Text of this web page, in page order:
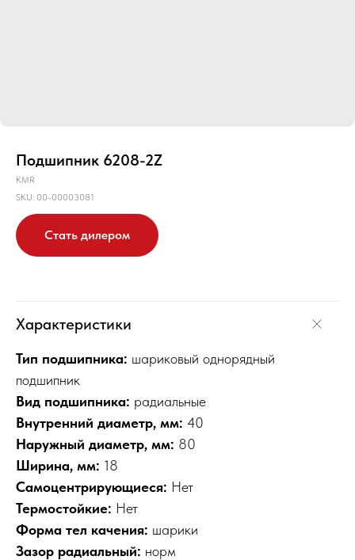
Подшипник 6208-2Z
KMR
SKU: 00-00003081
Стать дилером
Характеристики
Тип подшипника: шариковый однорядный
подшипник
Вид подшипника: радиальные
Внутренний диаметр, мм: 40
Наружный диаметр, мм: 80
Ширина, мм: 18
Самоцентрирующиеся: Нет
Термостойкие: Нет
Форма тел качения: шарики
Зазор радиальный: норм